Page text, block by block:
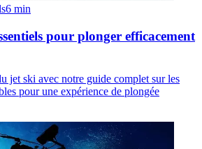
6 min
pour plonger efficacement
jet ski avec notre guide complet sur les
pour une expérience de plongée